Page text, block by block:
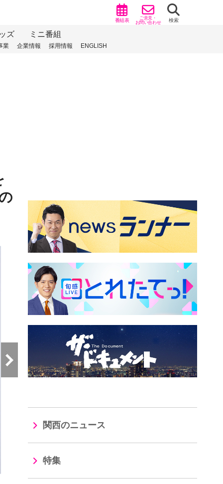
番組表 ご意見・
お問い合わせ 検索
ズ ミニ番組
業 企業情報 採用情報 ENGLISH
関西のニュース
特集